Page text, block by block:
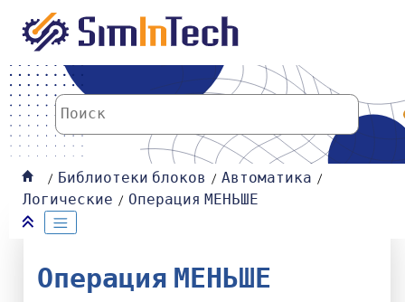
Библиотеки блоков
Автоматика
Логические
Операция МЕНЬШЕ
Операция МЕНЬШЕ